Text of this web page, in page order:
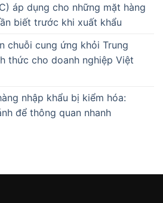
áp dụng cho những mặt hàng
biết trước khi xuất khẩu
chuỗi cung ứng khỏi Trung
thức cho doanh nghiệp Việt
nhập khẩu bị kiểm hóa:
để thông quan nhanh